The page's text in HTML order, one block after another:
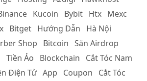
Kucoin Bybit Htx Mexc
Bitget Hướng Dẫn
Hà Nội
Shop Bitcoin Săn Airdrop
Tiền Ảo Blockchain
Cắt Tóc Nam
Điện Tử App Coupon
Cắt Tóc